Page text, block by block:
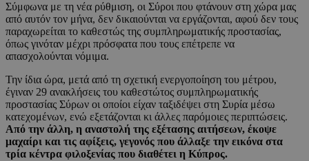
Σύμφωνα με τη νέα ρύθμιση, οι Σύροι που φτάνουν στη χώρα μας
από αυτόν τον μήνα, δεν δικαιούνται να εργάζονται, αφού δεν τους
παραχωρείται το καθεστώς της συμπληρωματικής προστασίας,
όπως γινόταν μέχρι πρόσφατα που τους επέτρεπε να
απασχολούνται νόμιμα.
Την ίδια ώρα, μετά από τη σχετική ενεργοποίηση του μέτρου,
έγιναν 29 ανακλήσεις του καθεστώτος συμπληρωματικής
προστασίας Σύρων οι οποίοι είχαν ταξιδέψει στη Συρία μέσω
κατεχομένων, ενώ εξετάζονται κι άλλες παρόμοιες περιπτώσεις.
Από την άλλη, η αναστολή της εξέτασης αιτήσεων, έκοψε
μαχαίρι και τις αφίξεις, γεγονός που άλλαξε την εικόνα στα
τρία κέντρα φιλοξενίας που διαθέτει η Κύπρος.